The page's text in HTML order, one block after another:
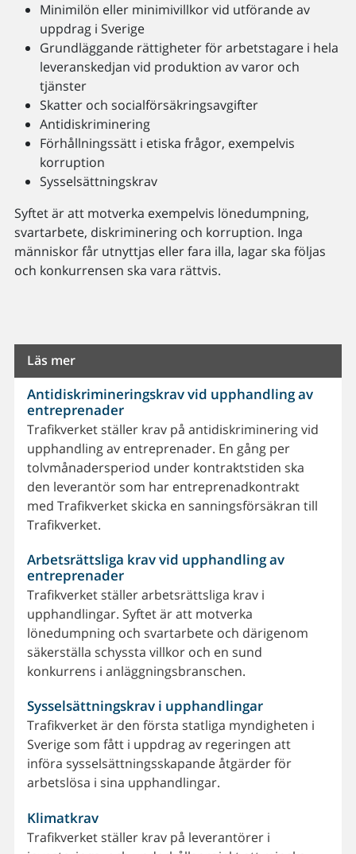
Minimilön eller minimivillkor vid utförande av
uppdrag i Sverige
Grundläggande rättigheter för arbetstagare i hela
leveranskedjan vid produktion av varor och
tjänster
Skatter och socialförsäkringsavgifter
Antidiskriminering
Förhållningssätt i etiska frågor, exempelvis
korruption
Sysselsättningskrav
Syftet är att motverka exempelvis lönedumpning,
svartarbete, diskriminering och korruption. Inga
människor får utnyttjas eller fara illa, lagar ska följas
och konkurrensen ska vara rättvis.
Läs mer
Antidiskrimineringskrav vid upphandling av
entreprenader
Trafikverket ställer krav på antidiskriminering vid
upphandling av entreprenader. En gång per
tolvmånadersperiod under kontraktstiden ska
den leverantör som har entreprenadkontrakt
med Trafikverket skicka en sanningsförsäkran till
Trafikverket.
Arbetsrättsliga krav vid upphandling av
entreprenader
Trafikverket ställer arbetsrättsliga krav i
upphandlingar. Syftet är att motverka
lönedumpning och svartarbete och därigenom
säkerställa schyssta villkor och en sund
konkurrens i anläggningsbranschen.
Sysselsättningskrav i upphandlingar
Trafikverket är den första statliga myndigheten i
Sverige som fått i uppdrag av regeringen att
införa sysselsättningsskapande åtgärder för
arbetslösa i sina upphandlingar.
Klimatkrav
Trafikverket ställer krav på leverantörer i